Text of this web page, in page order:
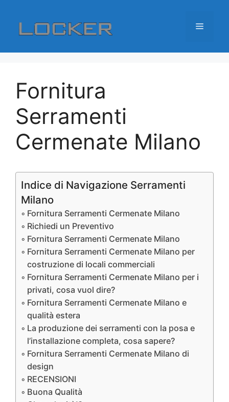
contenuto
Menu
Fornitura
Serramenti
Cermenate Milano
Indice di Navigazione Serramenti
Milano
Fornitura Serramenti Cermenate Milano
Richiedi un Preventivo
Fornitura Serramenti Cermenate Milano
Fornitura Serramenti Cermenate Milano per
costruzione di locali commerciali
Fornitura Serramenti Cermenate Milano per i
privati, cosa vuol dire?
Fornitura Serramenti Cermenate Milano e
qualità estera
La produzione dei serramenti con la posa e
l’installazione completa, cosa sapere?
Fornitura Serramenti Cermenate Milano di
design
RECENSIONI
Buona Qualità